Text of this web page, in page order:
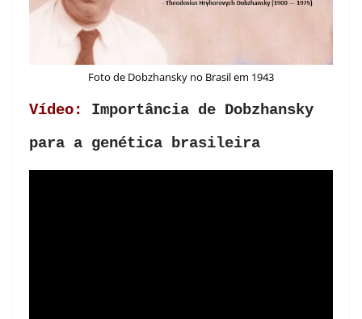
Foto de Dobzhansky no Brasil em 1943
Vídeo:
Importância de Dobzhansky
para a genética brasileira